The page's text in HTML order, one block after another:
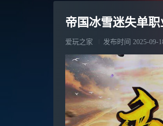
帝国冰雪迷失单
爱玩之家 发布时间 2025-09-